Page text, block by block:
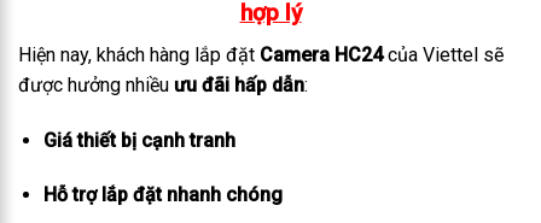
hợp lý
Hiện nay, khách hàng lắp đặt Camera HC24của Viettel sẽ
được hưởng nhiều ưu đãi hấp dẫn:
Giá thiết bị cạnh tranh
Hỗ trợ lắp đặt nhanh chóng